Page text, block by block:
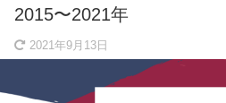
2015〜2021年
2021年9月13日